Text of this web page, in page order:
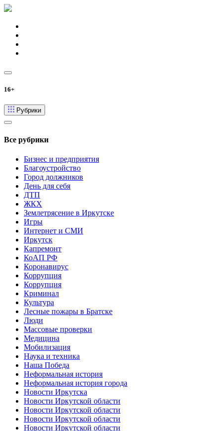
16+
Рубрики
Все рубрики
Бизнес и предприятия
Благоустройство
Город должников
День для себя
ДТП
ЖКХ
Землетрясение в Иркутске
Игры
Интернет и СМИ
Иркутск
Капремонт
КоАП РФ
Коронавирус
Коррупция
Коррупция
Криминал
Культура
Лесные пожары в Братске
Люди
Массовые проверки
Медицина
Мобилизация
Наука и техника
Наша Победа
Неформальная история
Неформальная история города
Новости Иркутска
Новости Иркутской области
Новости Иркутской области
Новости Иркутской области
Новости Иркутской области